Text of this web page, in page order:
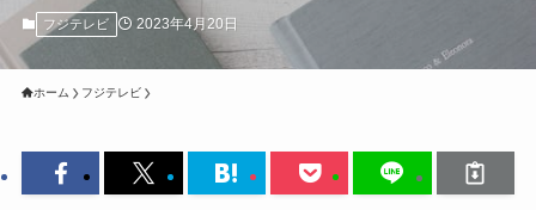
フジテレビ 2023年4月20日
ホーム フジテレビ